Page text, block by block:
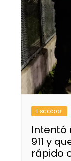
Escobar
Intentó
911 y
rápido